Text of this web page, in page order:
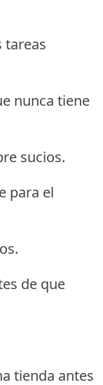
tareas
nunca tiene
sucios.
para el
de que
tienda antes